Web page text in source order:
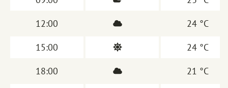
12:00 24 °C
15:00 24 °C
18:00 21 °C